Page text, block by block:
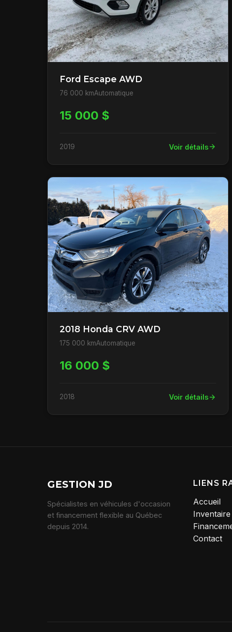
Ford Escape AWD
76 000 kmAutomatique
15 000 $
2019 Voir détails
2018 Honda CRV AWD
175 000 kmAutomatique
16 000 $
2018 Voir détails
GESTION JD
Spécialistes en véhicules d'occasion
et financement flexible au Québec
depuis 2014.
LIENS
Accueil
Inventaire
Contact